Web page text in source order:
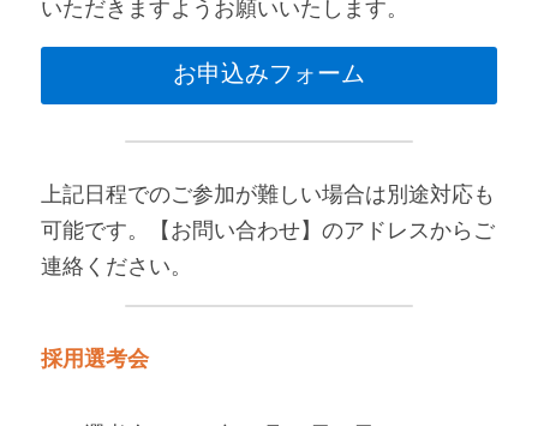
いただきますようお願いいたします。
お申込みフォーム
上記日程でのご参加が難しい場合は別途対応も
可能です。【お問い合わせ】のアドレスからご
連絡ください。
採用選考会